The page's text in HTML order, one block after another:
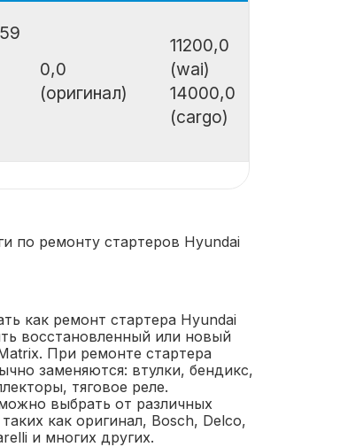
0,0
(оригинал)
11200,0
(wai)
14000,0
(cargo)
по ремонту стартеров Hyundai
как ремонт стартера Hyundai
восстановленный или новый
При ремонте стартера
заменяются: втулки, бендикс,
тяговое реле.
выбрать от различных
как оригинал, Bosch, Delco,
и многих других.